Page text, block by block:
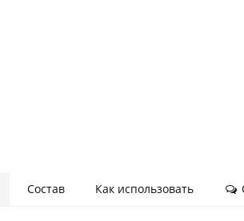
Состав Как использовать